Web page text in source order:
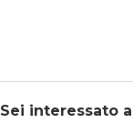
Sei interessato